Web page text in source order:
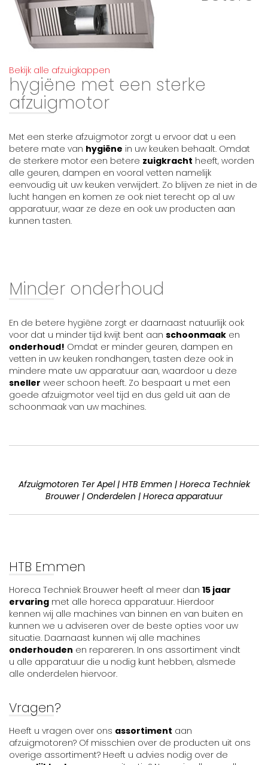
Bekijk alle afzuigkappen
hygiëne met een sterke
afzuigmotor
Met een sterke afzuigmotor zorgt u ervoor dat u een
betere mate van hygiëne in uw keuken behaalt. Omdat
de sterkere motor een betere zuigkracht heeft, worden
alle geuren, dampen en vooral vetten namelijk
eenvoudig uit uw keuken verwijdert. Zo blijven ze niet in de
lucht hangen en komen ze ook niet terecht op al uw
apparatuur, waar ze deze en ook uw producten aan
kunnen tasten.
Minder onderhoud
En de betere hygiëne zorgt er daarnaast natuurlijk ook
voor dat u minder tijd kwijt bent aan schoonmaak en
onderhoud! Omdat er minder geuren, dampen en
vetten in uw keuken rondhangen, tasten deze ook in
mindere mate uw apparatuur aan, waardoor u deze
sneller weer schoon heeft. Zo bespaart u met een
goede afzuigmotor veel tijd en dus geld uit aan de
schoonmaak van uw machines.
Afzuigmotoren Ter Apel | HTB Emmen | Horeca Techniek
Brouwer | Onderdelen | Horeca apparatuur
HTB Emmen
Horeca Techniek Brouwer heeft al meer dan 15 jaar
ervaring met alle horeca apparatuur. Hierdoor
kennen wij alle machines van binnen en van buiten en
kunnen we u adviseren over de beste opties voor uw
situatie. Daarnaast kunnen wij alle machines
onderhouden en repareren. In ons assortiment vindt
u alle apparatuur die u nodig kunt hebben, alsmede
alle onderdelen hiervoor.
Vragen?
Heeft u vragen over ons assortiment aan
afzuigmotoren? Of misschien over de producten uit ons
overige assortiment? Heeft u advies nodig over de